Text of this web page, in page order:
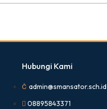
Hubungi Kami
admin@smansator.sch.id
08895843371